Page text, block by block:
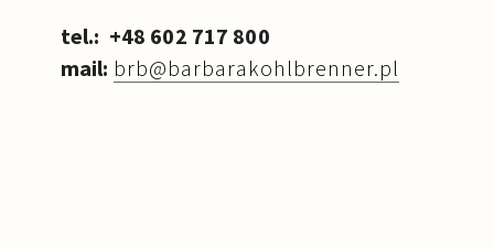
tel.: +48 602 717 800
mail: brb@barbarakohlbrenner.pl